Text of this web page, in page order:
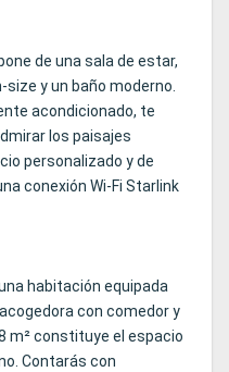
de una sala de estar,
y un baño moderno.
acondicionado, te
los paisajes
personalizado y de
conexión Wi‑Fi Starlink
habitación equipada
con comedor y
m² constituye el espacio
Contarás con